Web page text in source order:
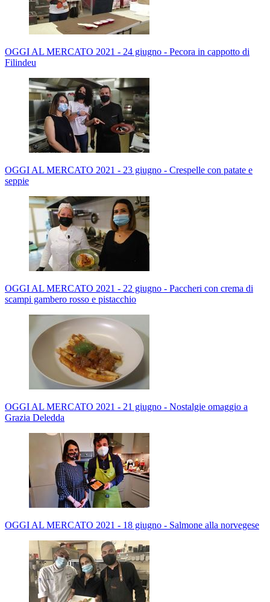
OGGI AL MERCATO 2021 - 24 giugno - Pecora in cappotto di
Filindeu
OGGI AL MERCATO 2021 - 23 giugno - Crespelle con patate e
seppie
OGGI AL MERCATO 2021 - 22 giugno - Paccheri con crema di
scampi gambero rosso e pistacchio
OGGI AL MERCATO 2021 - 21 giugno - Nostalgie omaggio a
Grazia Deledda
OGGI AL MERCATO 2021 - 18 giugno - Salmone alla norvegese